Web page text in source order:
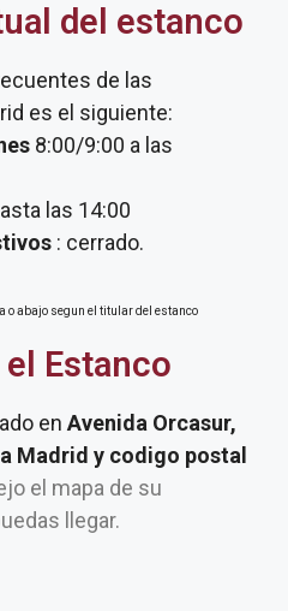
del estanco
de las
es el siguiente:
8:00/9:00 a las
las 14:00
: cerrado.
o abajo segun el titular del estanco
Estanco
en Avenida Orcasur,
Madrid y codigo postal
el mapa de su
llegar.